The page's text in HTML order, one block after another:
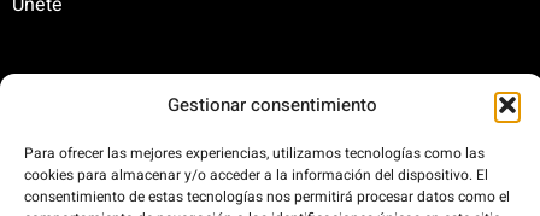
Gestionar consentimiento
Para ofrecer las mejores experiencias, utilizamos tecnologías como las
cookies para almacenar y/o acceder a la información del dispositivo. El
consentimiento de estas tecnologías nos permitirá procesar datos como el
C/ Santa Engracia, 108. 5º Interior. Izda. 28003
fundacion@fundacionrenovables.org
comunicacion@fundacionrenovables.org